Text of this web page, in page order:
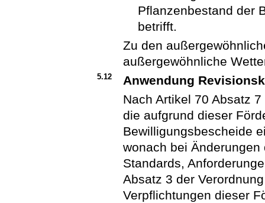
Pflanzenbestand der
betrifft.
Zu den
außergewöhnliche
5.12
Anwendung
Nach Artikel 70 Absatz
die aufgrund dieser
Bewilligungsbescheide
wonach bei
Standards,
Absatz 3 der
Verpflichtungen dieser